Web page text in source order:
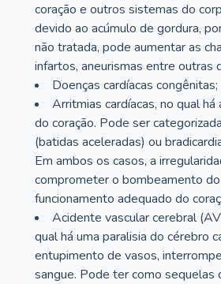
coração e outros sistemas do
devido ao acúmulo de gordura,
não tratada, pode aumentar as
infartos, aneurismas entre outras
Doenças cardíacas congênitas;
Arritmias cardíacas, no qual
do coração. Pode ser
(batidas aceleradas) ou
Em ambos os casos, a
comprometer o bombeamento
funcionamento adequado do
Acidente vascular cerebral
qual há uma paralisia do cérebro
entupimento de vasos,
sangue. Pode ter como sequelas